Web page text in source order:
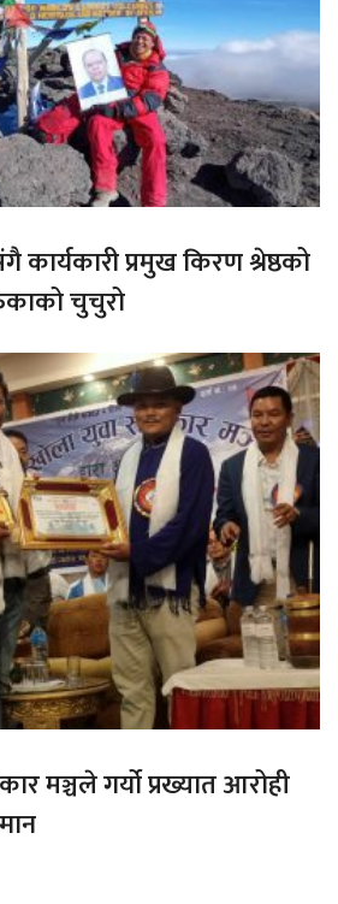
कार्यकारी प्रमुख किरण श्रेष्ठको
चुचुरो
मञ्चले गर्यो प्रख्यात आरोही